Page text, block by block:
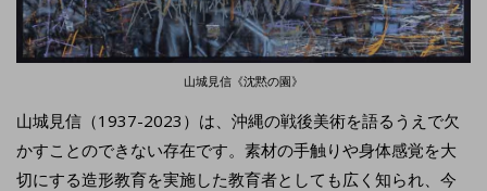
山城見信《沈黙の園》
山城見信（1937-2023）は、沖縄の戦後美術を語るうえで欠
かすことのできない存在です。素材の手触りや身体感覚を大
切にする造形教育を実施した教育者としても広く知られ、今